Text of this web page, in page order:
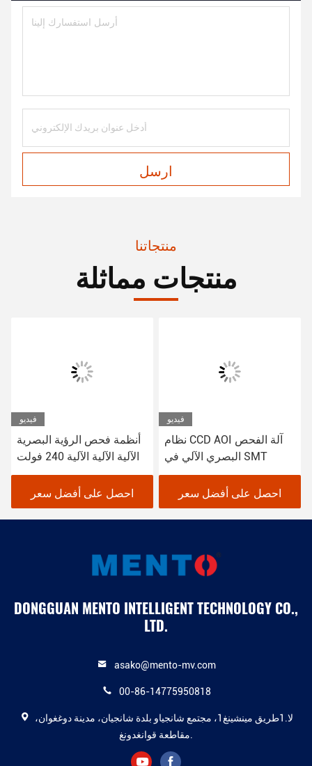
ارسل
منتجاتنا
منتجات مماثلة
فيديو
أنظمة فحص الرؤية البصرية
الآلية الآلية الآلية 240 فولت
احصل على أفضل سعر
فيديو
نظام CCD AOI آلة الفحص
البصري الآلي في SMT
احصل على أفضل سعر
DONGGUAN MENTO INTELLIGENT TECHNOLOGY CO.,
LTD.
asako@mento-mv.com
00-86-14775950818
لا.1طريق مينشينغ1، مجتمع شانجياو بلدة شانجيان، مدينة دوغغوان،
مقاطعة قوانغدونغ.